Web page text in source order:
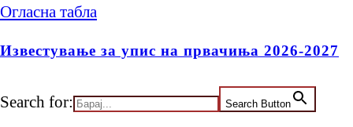
Огласна табла
Известување за упис на првачиња 2026-2027
Search for: Search Button